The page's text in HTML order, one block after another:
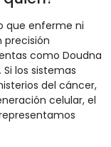
que enferme ni
precisión
como Doudna
los sistemas
del cáncer,
celular, el